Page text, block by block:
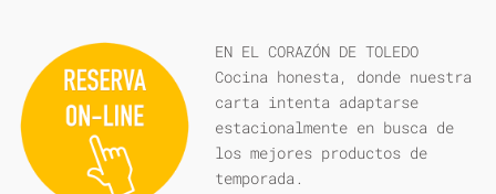
EN EL CORAZÓN DE TOLEDO
Cocina honesta, donde nuestra
carta intenta adaptarse
estacionalmente en busca de
los mejores productos de
temporada.